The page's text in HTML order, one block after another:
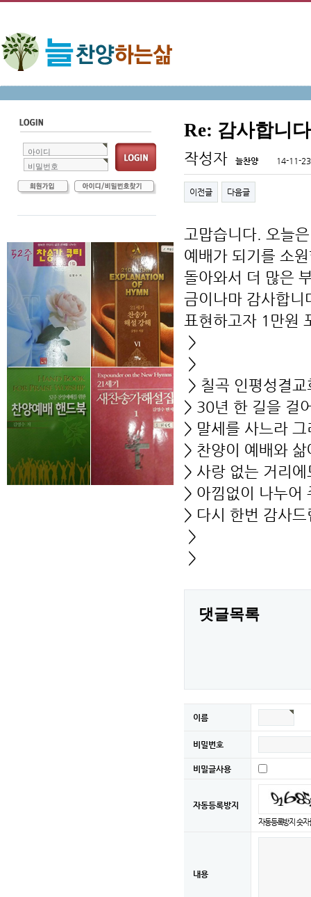
아이디
비밀번호
Re: 감사합니
작성자 늘찬양 14-11-
이전글 다음글
고맙습니다. 오늘
예배가 되기를 소
돌아와서 더 많은
금이나마 감사합니
표현하고자 1만원
>
>
> 칠곡 인평성결
> 30년 한 길을 걸
> 말세를 사느라
> 찬양이 예배와
> 사랑 없는 거리
> 아낌없이 나누어
> 다시 한번 감사
>
>
댓글목록
이름
비밀번호
비밀글사용
자동등록방지
자동등록방지 숫자
내용